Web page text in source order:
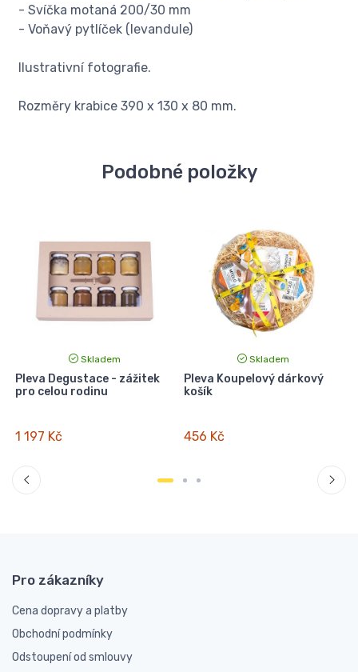
- Svíčka motaná 200/30 mm
- Voňavý pytlíček (levandule)
Ilustrativní fotografie.
Rozměry krabice 390 x 130 x 80 mm.
Podobné položky
Skladem
Pleva Degustace - zážitek
pro celou rodinu
1 197 Kč
Skladem
Pleva Koupelový dárkový
košík
456 Kč
Pro zákazníky
Cena dopravy a platby
Obchodní podmínky
Odstoupení od smlouvy